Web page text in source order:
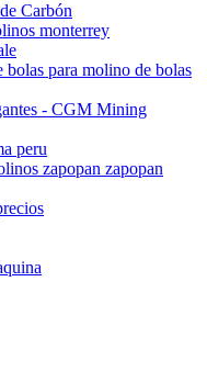
Carbón
monterrey
para molino de bolas
- CGM Mining
peru
zapopan zapopan